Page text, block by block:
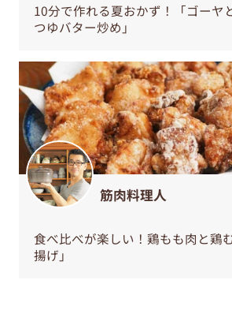
10分で作れる夏おかず！「ゴーヤ
つゆバター炒め」
筋肉料理人
食べ比べが楽しい！鶏もも肉と鶏
揚げ」